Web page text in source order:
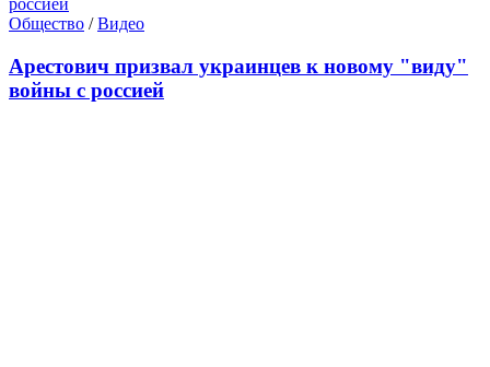
Общество /Видео
Арестович призвал украинцев к новому "виду"
войны с россией